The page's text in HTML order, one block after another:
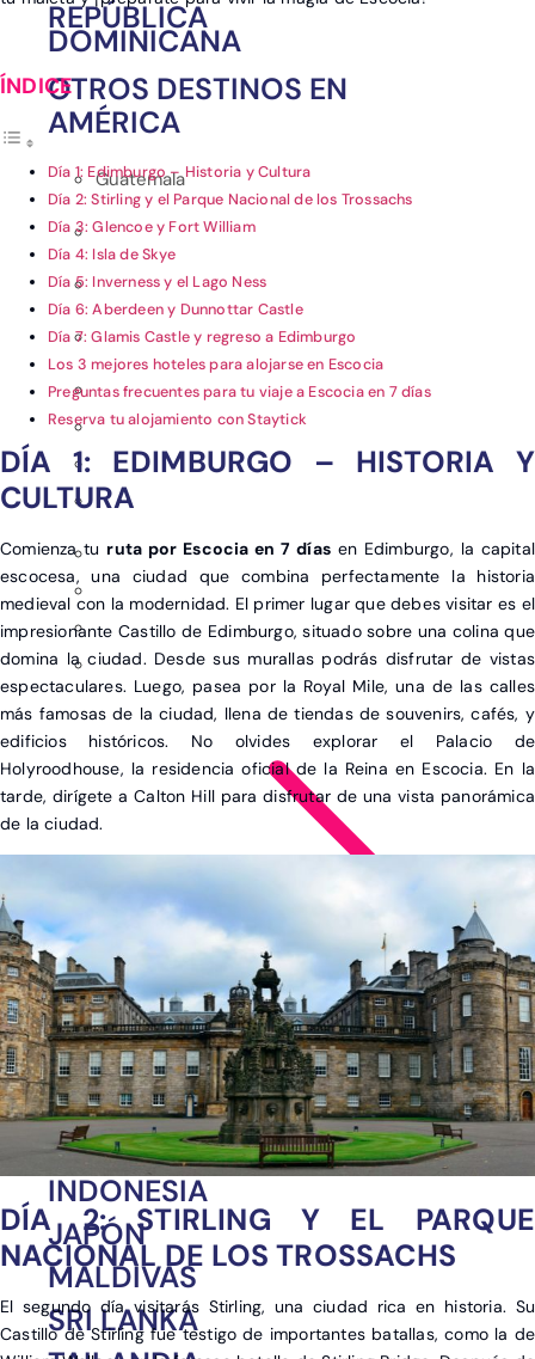
REPÚBLICA
DOMINICANA
OTROS DESTINOS EN
AMÉRICA
Guatemala
Ver post de América
CHINA
EMIRATOS ÁRABES
INDONESIA
JAPÓN
MALDIVAS
SRI LANKA
Día 1: Edimburgo – Historia y Cultura
Día 2: Stirling y el Parque Nacional de los Trossachs
Día 3: Glencoe y Fort William
Día 4: Isla de Skye
Día 5: Inverness y el Lago Ness
Día 6: Aberdeen y Dunnottar Castle
Día 7: Glamis Castle y regreso a Edimburgo
Los 3 mejores hoteles para alojarse en Escocia
Preguntas frecuentes para tu viaje a Escocia en 7 días
Reserva tu alojamiento con Staytick
DÍA 1: EDIMBURGO – HISTORIA Y
CULTURA
Comienza tu ruta por Escocia en 7 días en Edimburgo, la capital
escocesa, una ciudad que combina perfectamente la historia
medieval con la modernidad. El primer lugar que debes visitar es el
impresionante Castillo de Edimburgo, situado sobre una colina que
domina la ciudad. Desde sus murallas podrás disfrutar de vistas
espectaculares. Luego, pasea por la Royal Mile, una de las calles
más famosas de la ciudad, llena de tiendas de souvenirs, cafés, y
edificios históricos. No olvides explorar el Palacio de
Holyroodhouse, la residencia oficial de la Reina en Escocia. En la
tarde, dirígete a Calton Hill para disfrutar de una vista panorámica
de la ciudad.
DÍA 2: STIRLING Y EL PARQUE
NACIONAL DE LOS TROSSACHS
El segundo día visitarás Stirling, una ciudad rica en historia. Su
Castillo de Stirling fue testigo de importantes batallas, como la de